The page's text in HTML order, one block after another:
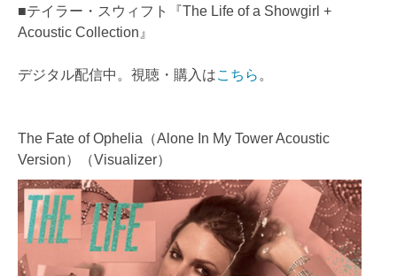
■テイラー・スウィフト『The Life of a Showgirl +
Acoustic Collection』
デジタル配信中。視聴・購入はこちら 。
The Fate of Ophelia（Alone In My Tower Acoustic
Version）（Visualizer）